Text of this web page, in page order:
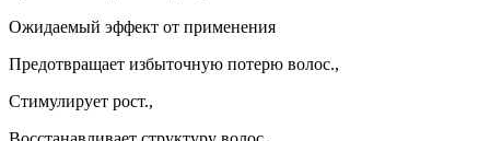
Ожидаемый эффект от применения
Предотвращает избыточную потерю волос.,
Стимулирует рост.,